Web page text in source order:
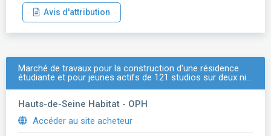
Avis d'attribution
Marché de travaux pour la construction d'une résidence
étudiante et pour jeunes actifs de 121 studios sur deux ni…
Hauts-de-Seine Habitat - OPH
Accéder au site acheteur